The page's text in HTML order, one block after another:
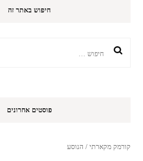
חיפוש באתר זה
חיפוש:
פוסטים אחרונים
קורמק מקארתי / הנוסע